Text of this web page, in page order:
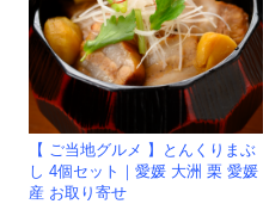
【 ご当地グルメ 】とんくりまぶ
し 4個セット｜愛媛 大洲 栗 愛媛
産 お取り寄せ